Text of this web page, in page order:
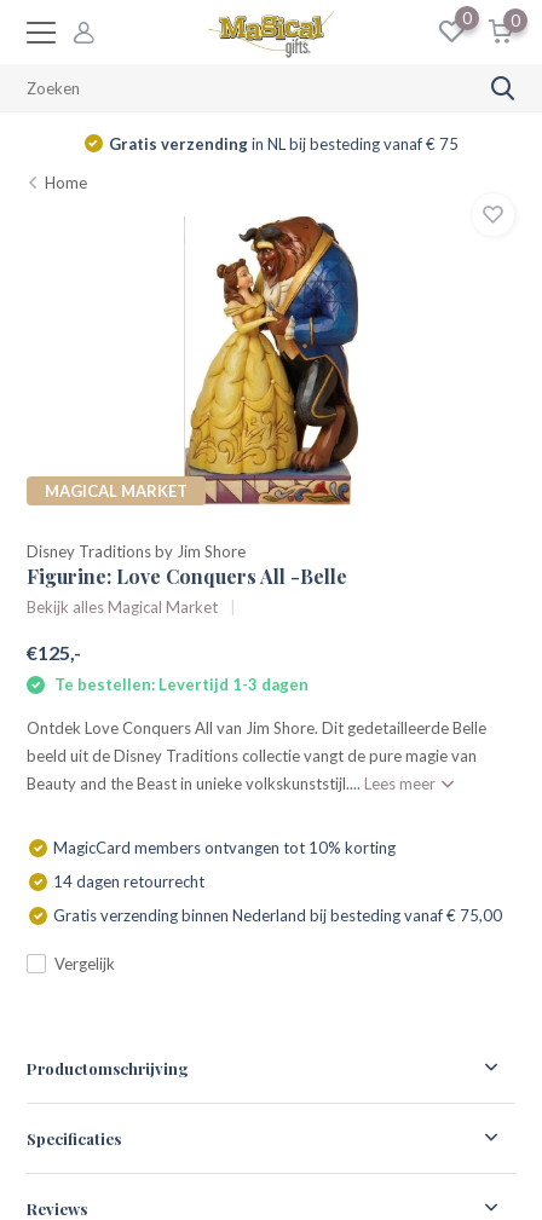
0 0
Gratis verzendingin NL bij besteding vanaf € 75
Home
MAGICAL MARKET
Disney Traditions by Jim Shore
Figurine: Love Conquers All -Belle
Bekijk alles Magical Market
€125,-
Te bestellen: Levertijd 1-3 dagen
Ontdek Love Conquers All van Jim Shore. Dit gedetailleerde Belle
beeld uit de Disney Traditions collectie vangt de pure magie van
Beauty and the Beast in unieke volkskunststijl.... Lees meer
MagicCard members ontvangen tot 10% korting
14 dagen retourrecht
Gratis verzending binnen Nederland bij besteding vanaf € 75,00
Vergelijk
Productomschrijving
Specificaties
Reviews